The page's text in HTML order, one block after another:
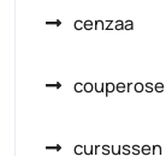
cenzaa
couperose
cursussen